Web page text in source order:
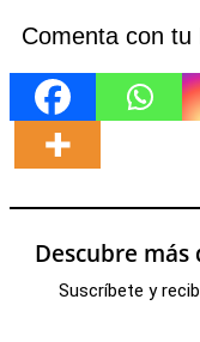
Comenta con tu
Descubre más
Suscríbete y